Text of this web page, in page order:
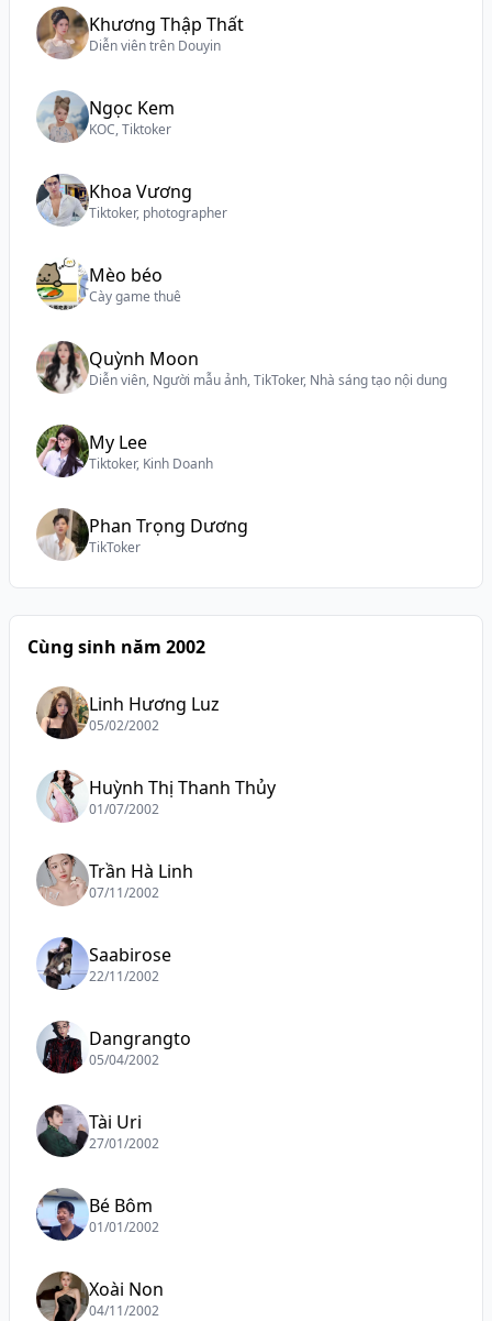
Khương Thập Thất
Diễn viên trên Douyin
Ngọc Kem
KOC, Tiktoker
Khoa Vương
Tiktoker, photographer
Mèo béo
Cày game thuê
Quỳnh Moon
Diễn viên, Người mẫu ảnh, TikToker, Nhà sáng tạo nội dung
My Lee
Tiktoker, Kinh Doanh
Phan Trọng Dương
TikToker
Cùng sinh năm 2002
Linh Hương Luz
05/02/2002
Huỳnh Thị Thanh Thủy
01/07/2002
Trần Hà Linh
07/11/2002
Saabirose
22/11/2002
Dangrangto
05/04/2002
Tài Uri
27/01/2002
Bé Bôm
01/01/2002
Xoài Non
04/11/2002